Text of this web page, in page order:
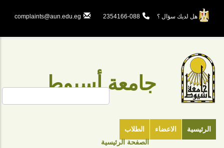
الرئيسي
هل لديك سؤال ؟ 088-2354166
complaints@aun.edu.eg
جامعة أسيوط
الرئيسية الاعضاء الطلاب
الصفحة الرئيسية